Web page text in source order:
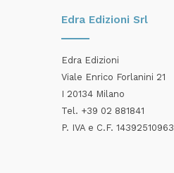
Edra Edizioni Srl
Edra Edizioni
Viale Enrico Forlanini 21
I 20134 Milano
Tel. +39 02 881841
P. IVA e C.F. 14392510963